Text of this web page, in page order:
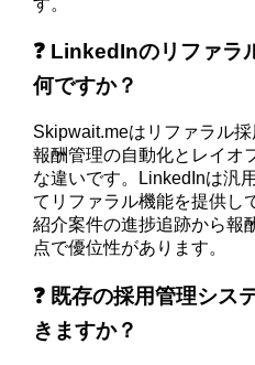
❓ LinkedInのリファラ
何ですか？
Skipwait.meはリファラル採
報酬管理の自動化とレイオ
な違いです。LinkedInは汎
てリファラル機能を提供し
紹介案件の進捗追跡から報
点で優位性があります。
❓ 既存の採用管理シス
きますか？